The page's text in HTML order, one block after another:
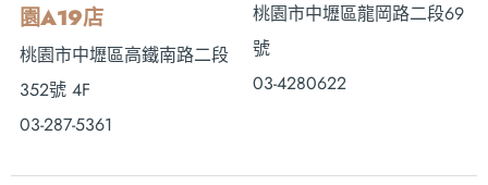
園A19店
桃園市中壢區高鐵南路二段
352號 4F
03-287-5361
桃園市中壢區龍岡路二段69
號
03-4280622